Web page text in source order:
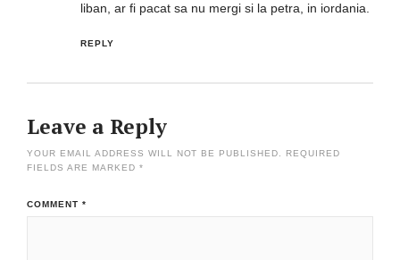
liban, ar fi pacat sa nu mergi si la petra, in iordania.
REPLY
Leave a Reply
YOUR EMAIL ADDRESS WILL NOT BE PUBLISHED.
REQUIRED
FIELDS ARE MARKED *
COMMENT *